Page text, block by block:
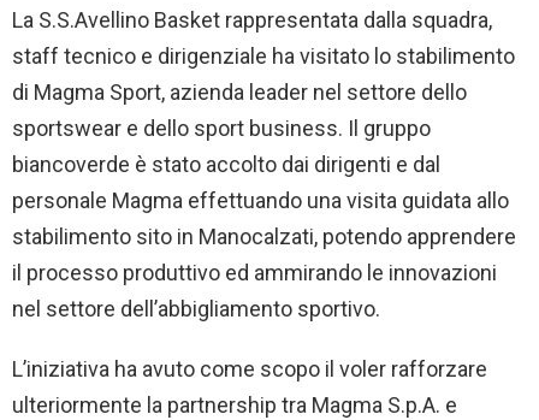
La S.S.Avellino Basket rappresentata dalla squadra,
staff tecnico e dirigenziale ha visitato lo stabilimento
di Magma Sport, azienda leader nel settore dello
sportswear e dello sport business. Il gruppo
biancoverde è stato accolto dai dirigenti e dal
personale Magma effettuando una visita guidata allo
stabilimento sito in Manocalzati, potendo apprendere
il processo produttivo ed ammirando le innovazioni
nel settore dell’abbigliamento sportivo.
L’iniziativa ha avuto come scopo il voler rafforzare
ulteriormente la partnership tra Magma S.p.A. e